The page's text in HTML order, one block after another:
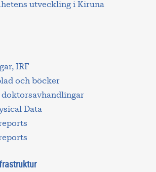
utveckling i Kiruna
IRF
och böcker
doktorsavhandlingar
Data